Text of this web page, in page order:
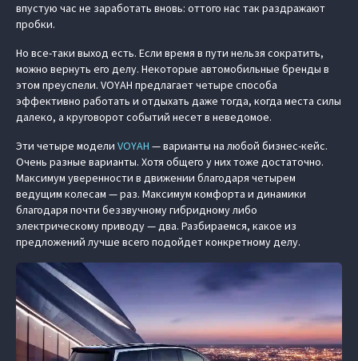
впустую час не заработать вновь: оттого нас так раздражают
пробки.
Но все-таки выход есть. Если время в пути нельзя сократить,
можно вернуть его делу. Некоторые автомобильные бренды в
этом преуспели. VOYAH предлагает четыре способа
эффективно работать и отдыхать даже тогда, когда места силы
далеко, а круговорот событий несет в неведомое.
Эти четыре модели VOYAH — варианты на любой бизнес-кейс.
Очень разные варианты. Хотя общего у них тоже достаточно.
Максимум уверенности в движении благодаря четырем
ведущим колесам — раз. Максимум комфорта и динамики
благодаря почти беззвучному гибридному либо
электрическому приводу — два. Разбираемся, какое из
предложений лучше всего подойдет конкретному делу.